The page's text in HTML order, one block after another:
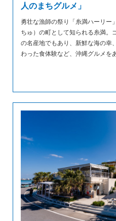
人のまちグルメ」
勇壮な漁師の祭り「糸満ハーリー
ちゅ）の町として知られる糸満。
の名産地でもあり、新鮮な海の幸
わった食体験など、沖縄グルメを